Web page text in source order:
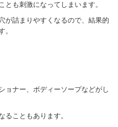
も刺激になってしまいます。
が詰まりやすくなるので、結果的
。
ョナー、ボディーソープなどがし
ることもあります。